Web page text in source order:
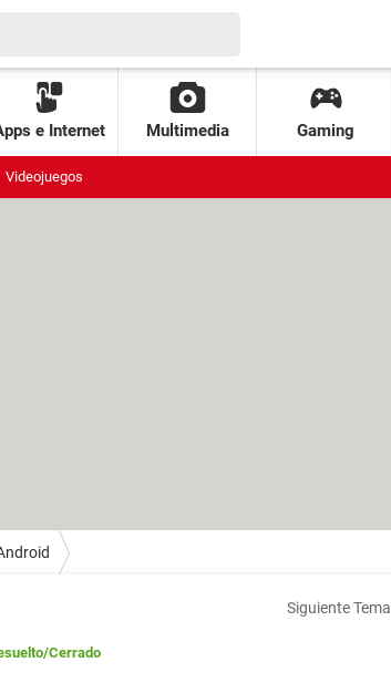
e Internet Multimedia Gaming
Videojuegos
Siguiente Tema
/Cerrado